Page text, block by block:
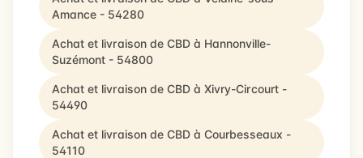
Amance - 54280
Achat et livraison de CBD à Hannonville-
Suzémont - 54800
Achat et livraison de CBD à Xivry-Circourt -
54490
Achat et livraison de CBD à Courbesseaux -
54110